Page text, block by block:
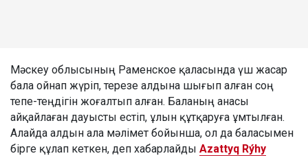
Мәскеу облысының Раменское қаласында үш жасар
бала ойнап жүріп, терезе алдына шығып алған соң
тепе-теңдігін жоғалтып алған. Баланың анасы
айқайлаған дауысты естіп, ұлын құтқаруға ұмтылған.
Алайда алдын ала мәлімет бойынша, ол да баласымен
бірге құлап кеткен, деп хабарлайды Azattyq Rýhy